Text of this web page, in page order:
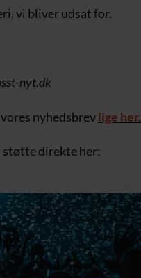
vi bliver udsat for.
nyt.dk
nyhedsbrevlige her.
støtte direkte her: